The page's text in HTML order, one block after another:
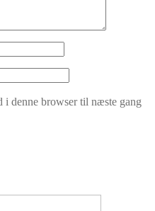
i denne browser til næste gang